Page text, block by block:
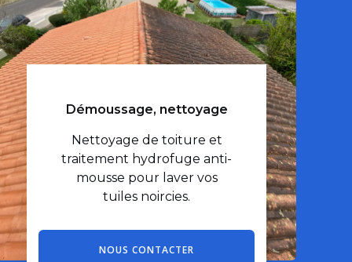
Démoussage, nettoyage
Nettoyage de toiture et
traitement hydrofuge anti-
mousse pour laver vos
tuiles noircies.
NOUS CONTACTER